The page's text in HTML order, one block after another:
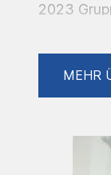
2023
2025
MEHR